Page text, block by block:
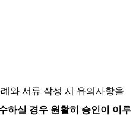
와 서류 작성 시 유의사항을
하실 경우 원활히 승인이 이루